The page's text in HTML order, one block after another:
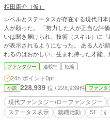
相田康介（仮）
レベルとステータスが存在する現代日本に
人が願った。 「努力した人が正当な評
いは聞き届けられ、技術（スキル）に
が表示されるようになった。 ある人が
れるのはおかしい。生まれ持った才能
性格がもっと尊重される世界であるべき
人々が互いに「ステータス」を見られ
ルとステータスが存在する世界」へと変
ファンタジー 連載中 短編
24h.ポイント 0pt
小説 228,939 位 / 228,939件 ファンタ
現代ファンタジー/ローファンタジー
ステータス表示
就職活動 SF（す